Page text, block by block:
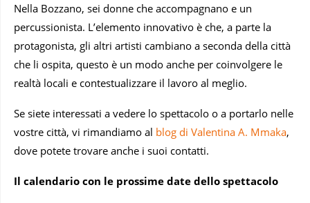
Nella Bozzano, sei donne che accompagnano e un
percussionista. L’elemento innovativo è che, a parte la
protagonista, gli altri artisti cambiano a seconda della città
che li ospita, questo è un modo anche per coinvolgere le
realtà locali e contestualizzare il lavoro al meglio.
Se siete interessati a vedere lo spettacolo o a portarlo nelle
vostre città, vi rimandiamo al blog di Valentina A. Mmaka,
dove potete trovare anche i suoi contatti.
Il calendario con le prossime date dello spettacolo